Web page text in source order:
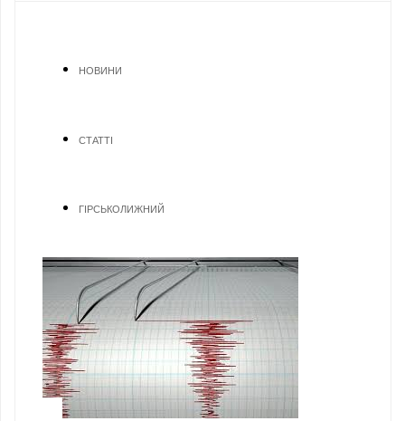
НОВИНИ
СТАТТІ
ГІРСЬКОЛИЖНИЙ